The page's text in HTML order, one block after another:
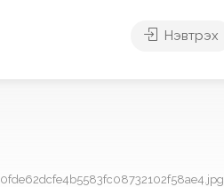
Нэвтрэх
0fde62dcfe4b5583fc08732102f58ae4.jpg